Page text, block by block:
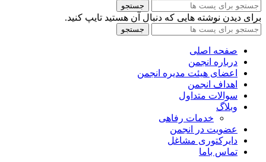
جستجو
برای دیدن نوشته هایی که دنبال آن هستید تایپ کنید.
جستجو
صفحه اصلی
درباره انجمن
اعضای هیئت مدیره انجمن
اهداف انجمن
سوالات متداول
وبلاگ
خدمات رفاهی
عضویت در انجمن
دایرکتوری مشاغل
تماس باما